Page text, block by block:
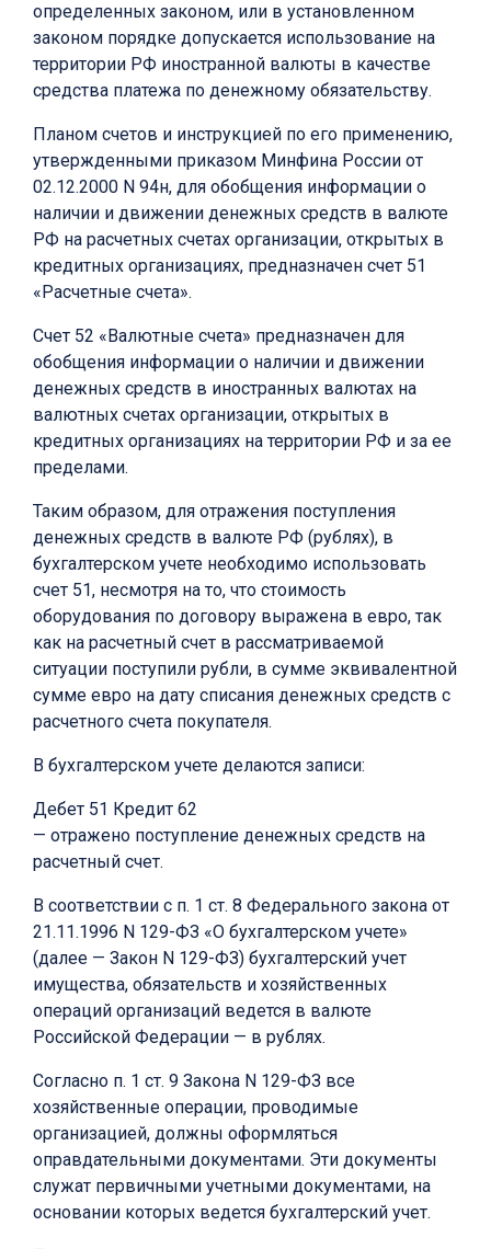
определенных законом, или в установленном
законом порядке допускается использование на
территории РФ иностранной валюты в качестве
средства платежа по денежному обязательству.
Планом счетов и инструкцией по его применению,
утвержденными приказом Минфина России от
02.12.2000 N 94н, для обобщения информации о
наличии и движении денежных средств в валюте
РФ на расчетных счетах организации, открытых в
кредитных организациях, предназначен счет 51
«Расчетные счета».
Счет 52 «Валютные счета» предназначен для
обобщения информации о наличии и движении
денежных средств в иностранных валютах на
валютных счетах организации, открытых в
кредитных организациях на территории РФ и за ее
пределами.
Таким образом, для отражения поступления
денежных средств в валюте РФ (рублях), в
бухгалтерском учете необходимо использовать
счет 51, несмотря на то, что стоимость
оборудования по договору выражена в евро, так
как на расчетный счет в рассматриваемой
ситуации поступили рубли, в сумме эквивалентной
сумме евро на дату списания денежных средств с
расчетного счета покупателя.
В бухгалтерском учете делаются записи:
Дебет 51 Кредит 62
— отражено поступление денежных средств на
расчетный счет.
В соответствии с п. 1 ст. 8 Федерального закона от
21.11.1996 N 129-ФЗ «О бухгалтерском учете»
(далее — Закон N 129-ФЗ) бухгалтерский учет
имущества, обязательств и хозяйственных
операций организаций ведется в валюте
Российской Федерации — в рублях.
Согласно п. 1 ст. 9 Закона N 129-ФЗ все
хозяйственные операции, проводимые
организацией, должны оформляться
оправдательными документами. Эти документы
служат первичными учетными документами, на
основании которых ведется бухгалтерский учет.